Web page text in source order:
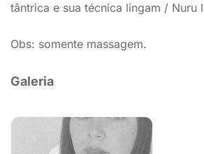
tântrica e sua técnica lingam / Nuru
Obs: somente massagem.
Galeria